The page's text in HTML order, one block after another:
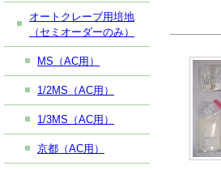
オートクレーブ用培地
（セミオーダーのみ）
MS（AC用）
1/2MS（AC用）
1/3MS（AC用）
京都（AC用）